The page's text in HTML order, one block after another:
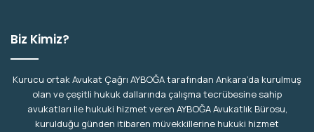
Biz Kimiz?
Kurucu ortak Avukat Çağrı AYBOĞA tarafından Ankara’da kurulmuş
olan ve çeşitli hukuk dallarında çalışma tecrübesine sahip
avukatları ile hukuki hizmet veren AYBOĞA Avukatlık Bürosu,
kurulduğu günden itibaren müvekkillerine hukuki hizmet